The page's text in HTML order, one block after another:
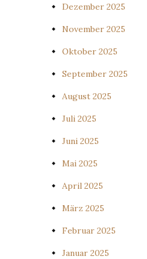
Dezember 2025
November 2025
Oktober 2025
September 2025
August 2025
Juli 2025
Juni 2025
Mai 2025
April 2025
März 2025
Februar 2025
Januar 2025